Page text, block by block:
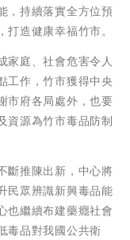
，持續落實全方位預
造健康幸福竹市。
家庭、社會危害令人
工作，竹市獲得中央
市府各局處外，也要
資源為竹市毒品防制
斷推陳出新，中心將
民眾辨識新興毒品能
也繼續布建藥癮社會
毒品對我國公共衛